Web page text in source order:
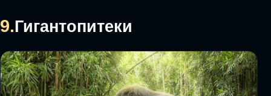
9.Гигантопитеки